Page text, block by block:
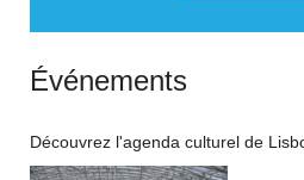
Événements
Découvrez l'agenda culturel de